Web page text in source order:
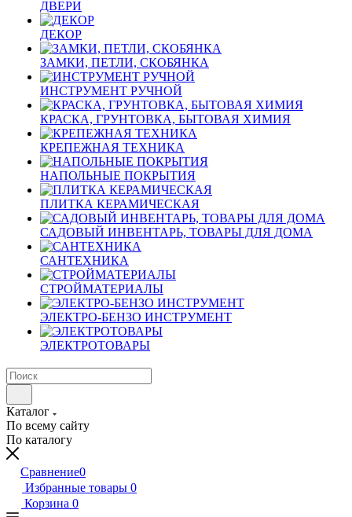
ДВЕРИ
ДЕКОР
ЗАМКИ, ПЕТЛИ, СКОБЯНКА
ИНСТРУМЕНТ РУЧНОЙ
КРАСКА, ГРУНТОВКА, БЫТОВАЯ ХИМИЯ
КРЕПЕЖНАЯ ТЕХНИКА
НАПОЛЬНЫЕ ПОКРЫТИЯ
ПЛИТКА КЕРАМИЧЕСКАЯ
САДОВЫЙ ИНВЕНТАРЬ, ТОВАРЫ ДЛЯ ДОМА
САНТЕХНИКА
СТРОЙМАТЕРИАЛЫ
ЭЛЕКТРО-БЕНЗО ИНСТРУМЕНТ
ЭЛЕКТРОТОВАРЫ
Каталог
По всему сайту
По каталогу
Сравнение0
Избранные товары 0
Корзина 0